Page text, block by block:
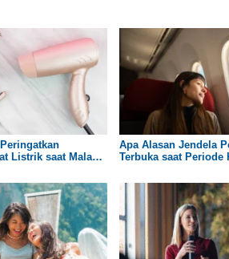
Listrik saat Malam
Apa Alasan Jendela
Terbuka saat Periode